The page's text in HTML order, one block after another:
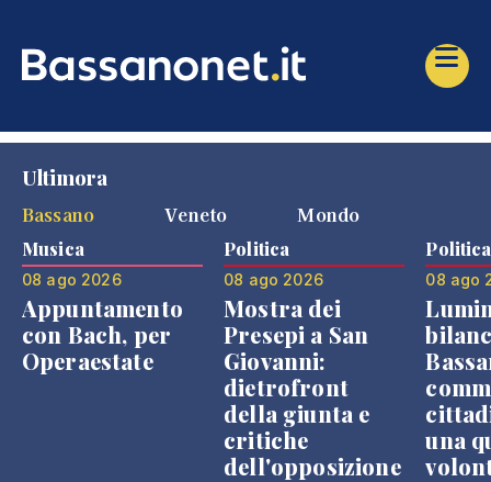
Ultimora
Bassano
Veneto Mondo
Musica
08 ago 2026
Appuntamento
con Bach, per
Operaestate
Politica
08 ago 2026
Mostra dei
Presepi a San
Giovanni:
dietrofront
della giunta e
critiche
dell'opposizione
Politica
08 ago
una